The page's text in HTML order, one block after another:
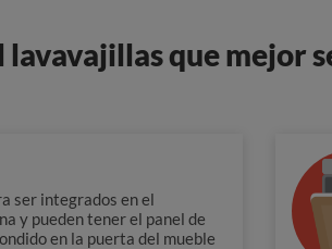
que mejor
ser integrados en el
y pueden tener el panel de
en la puerta del mueble